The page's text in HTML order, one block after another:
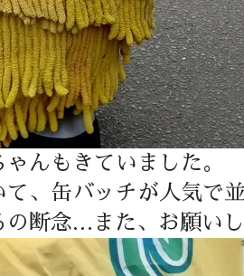
んもきていました。
て、缶バッチが人気で
断念…また、お願いし